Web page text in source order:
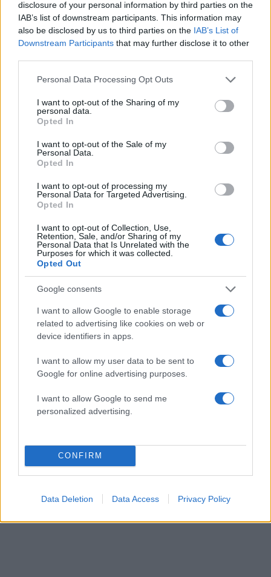
disclosure of your personal information by third parties on the
IAB’s list of downstream participants. This information may
also be disclosed by us to third parties on the IAB’s List of
Downstream Participants that may further disclose it to other
Please note that this website/app uses one or more Google
not limited to your visit or usage behaviour. You may click to
grant or deny consent to Google and its third-party tags to
use your data for below specified purposes in below Google
consent section.
Personal Data Processing Opt Outs
I want to opt-out of the Sharing of my
personal data.
Opted In
I want to opt-out of the Sale of my
Personal Data.
Opted In
I want to opt-out of processing my
Personal Data for Targeted Advertising.
Opted In
I want to opt-out of Collection, Use,
Retention, Sale, and/or Sharing of my
Personal Data that Is Unrelated with the
Purposes for which it was collected.
Opted Out
Google consents
I want to allow Google to enable storage
related to advertising like cookies on web or
device identifiers in apps.
I want to allow my user data to be sent to
Google for online advertising purposes.
I want to allow Google to send me
personalized advertising.
CONFIRM
Data Deletion Data Access Privacy Policy
εξωτικό οικογενειακό ταξίδι με τον Δημήτρη
Θεοδωρίδη και τα παιδιά τους
Αθηνά Οικονομάκου και Μπρούνο Τσερέλα στα
Μπόρα Μπόρα: Οι μαγευτικές εικόνες από τον
μήνα του μέλιτος